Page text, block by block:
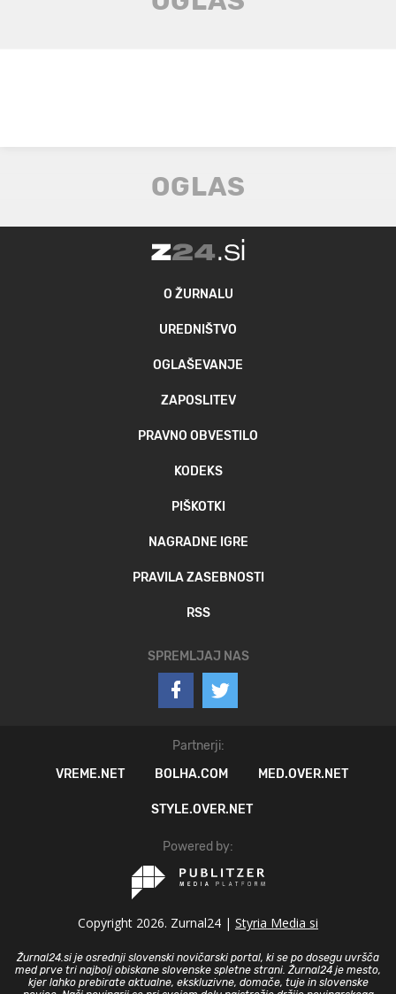
O ŽURNALU
UREDNIŠTVO
OGLAŠEVANJE
ZAPOSLITEV
PRAVNO OBVESTILO
KODEKS
PIŠKOTKI
NAGRADNE IGRE
PRAVILA ZASEBNOSTI
RSS
SPREMLJAJ NAS
Partnerji:
VREME.NET
BOLHA.COM MED.OVER.NET
STYLE.OVER.NET
Powered by:
Copyright 2026. Zurnal24 | Styria Media si
Žurnal24.si je osrednji slovenski novičarski portal, ki se po dosegu uvršča
med prve tri najbolj obiskane slovenske spletne strani. Žurnal24 je mesto,
kjer lahko prebirate aktualne, ekskluzivne, domače, tuje in slovenske